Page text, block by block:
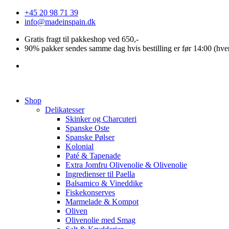
Videre+45 20 98 71 39
info@madeinspain.dk
Gratis fragt til pakkeshop ved 650,-
90% pakker sendes samme dag hvis bestilling er før 14:00
Shop
Delikatesser
Skinker og Charcuteri
Spanske Oste
Spanske Pølser
Kolonial
Paté & Tapenade
Extra Jomfru Olivenolie & Olivenolie
Ingredienser til Paella
Balsamico & Vineddike
Fiskekonserves
Marmelade & Kompot
Oliven
Olivenolie med Smag